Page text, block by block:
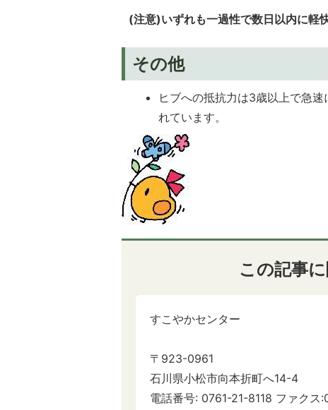
(注意)いずれも一過性で数日以内に軽
その他
ヒブへの抵抗力は3歳以上で急
れています。
この記事
すこやかセンター
〒923-0961
石川県小松市向本折町へ14-4
電話番号: 0761-21-8118 ファクス